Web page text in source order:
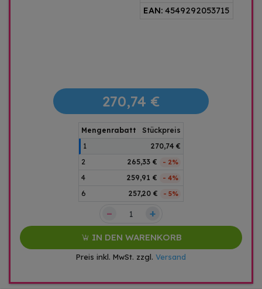
EAN: 4549292053715
270,74 €
Mengenrabatt
Stückpreis
1
270,74 €
2
265,33 € - 2%
4 259,91 € - 4%
6 257,20 € - 5%
– +
IN DEN WARENKORB
Preis inkl. MwSt. zzgl. Versand